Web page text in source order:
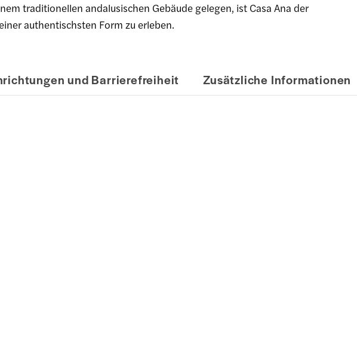
traditionellen andalusischen Gebäude gelegen, ist Casa Ana der
authentischsten Form zu erleben.
und Barrierefreiheit Zusätzliche Informationen